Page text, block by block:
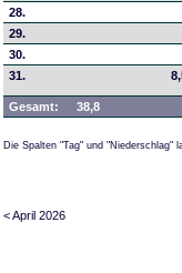
28.
29.
30.
31.
Gesamt: 38,8
Die Spalten "Tag" und "Niederschlag"
< April 2026